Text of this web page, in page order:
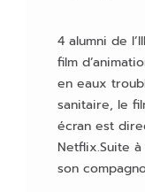
4 alumni de
film
en eaux
sanitaire, le
écran est
Netflix.Suite
son